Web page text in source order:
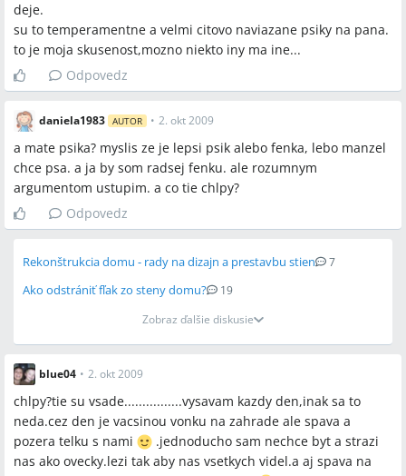
deje.
su to temperamentne a velmi citovo naviazane psiky na pana.
to je moja skusenost,mozno niekto iny ma ine...
Odpovedz
daniela1983 AUTOR • 2. okt 2009
a mate psika? myslis ze je lepsi psik alebo fenka, lebo manzel
chce psa. a ja by som radsej fenku. ale rozumnym
argumentom ustupim. a co tie chlpy?
Odpovedz
Rekonštrukcia domu - rady na dizajn a prestavbu stien 7
Ako odstrániť fľak zo steny domu?
19
Zobraz ďalšie diskusie
blue04 • 2. okt 2009
chlpy?tie su vsade................vysavam kazdy den,inak sa to
neda.cez den je vacsinou vonku na zahrade ale spava a
pozera telku s nami
.jednoducho sam nechce byt a strazi
nas ako ovecky.lezi tak aby nas vsetkych videl.a aj spava na